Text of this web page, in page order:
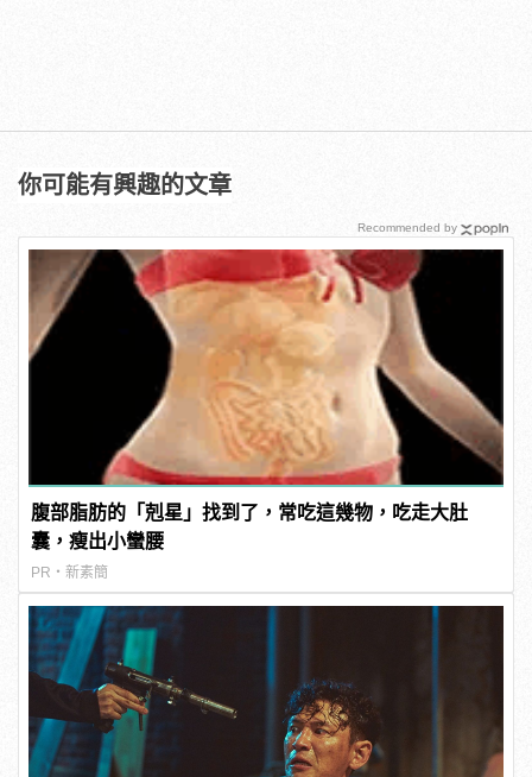
你可能有興趣的文章
腹部脂肪的「剋星」找到了，常吃這幾物，吃走大肚
囊，瘦出小蠻腰
PR・新素簡
Recommended by